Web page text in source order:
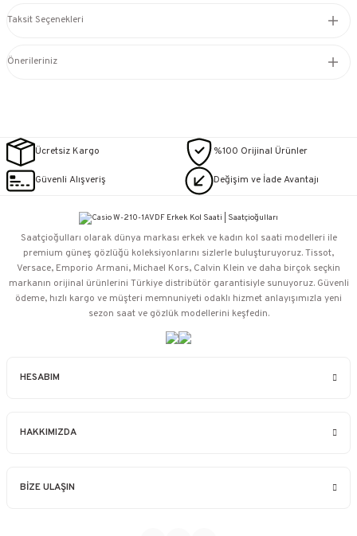
Taksit Seçenekleri
Önerileriniz
Ücretsiz Kargo %100 Orijinal Ürünler
Güvenli Alışveriş Değişim ve İade Avantajı
HESABIM
HAKKIMIZDA
BİZE ULAŞIN
Saatçioğulları⁠ olarak dünya markası erkek ve kadın kol saati modelleri ile
premium güneş gözlüğü koleksiyonlarını sizlerle buluşturuyoruz. Tissot,
Versace, Emporio Armani, Michael Kors, Calvin Klein ve daha birçok seçkin
markanın orijinal ürünlerini Türkiye distribütör garantisiyle sunuyoruz. Güvenli
ödeme, hızlı kargo ve müşteri memnuniyeti odaklı hizmet anlayışımızla yeni
sezon saat ve gözlük modellerini keşfedin.